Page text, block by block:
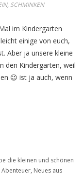
, SCHMINKEN
im Kindergarten
einige von euch,
Aber ja unsere kleine
den Kindergarten, weil
😉 ist ja auch, wenn
die kleinen und schönen
Neues aus